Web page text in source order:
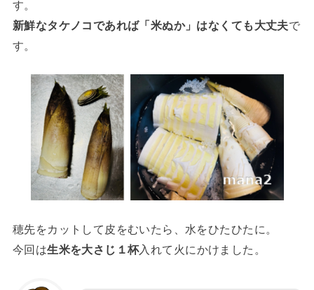
す。
新鮮なタケノコであれば「米ぬか」はなくても大丈夫で
す。
穂先をカットして皮をむいたら、水をひたひたに。
今回は生米を大さじ１杯入れて火にかけました。